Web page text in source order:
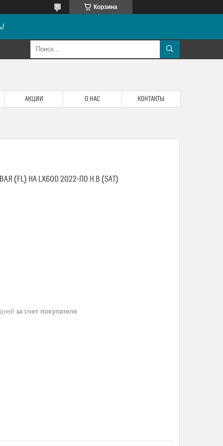
Корзина
АКЦИИ О НАС КОНТАКТЫ
(FL) НА LX600 2022-ПО Н.В (SAT)
за счет покупателя